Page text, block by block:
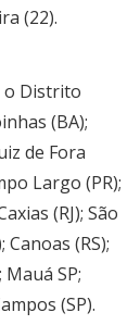
(22).
o Distrito
(BA);
de Fora
Largo (PR);
(RJ); São
Canoas (RS);
Mauá SP;
(SP).